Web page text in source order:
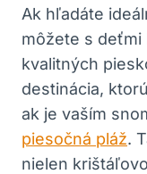
Ak hľadáte
môžete s
kvalitných
destinácia,
ak je vaším
piesočná pláž.
nielen